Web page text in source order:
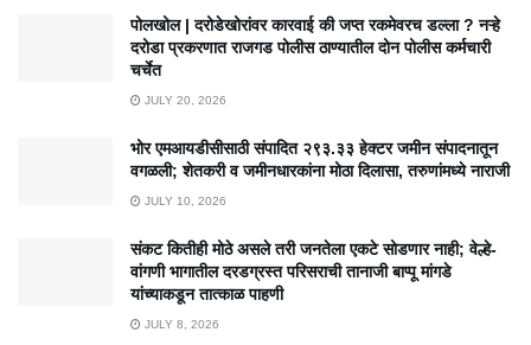
पोलखोल | दरोडेखोरांवर कारवाई की जप्त रकमेवरच डल्ला ? नऱ्हे
दरोडा प्रकरणात राजगड पोलीस ठाण्यातील दोन पोलीस कर्मचारी
चर्चेत
JULY 20, 2026
भोर एमआयडीसीसाठी संपादित २९३.३३ हेक्टर जमीन संपादनातून
वगळली; शेतकरी व जमीनधारकांना मोठा दिलासा, तरुणांमध्ये नाराजी
JULY 10, 2026
संकट कितीही मोठे असले तरी जनतेला एकटे सोडणार नाही; वेल्हे-
वांगणी भागातील दरडग्रस्त परिसराची तानाजी बाप्पू मांगडे
यांच्याकडून तात्काळ पाहणी
JULY 8, 2026